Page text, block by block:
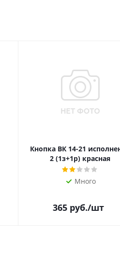
Кнопка ВК 14-21
2 (1з+1р) красная
Много
365 руб./шт